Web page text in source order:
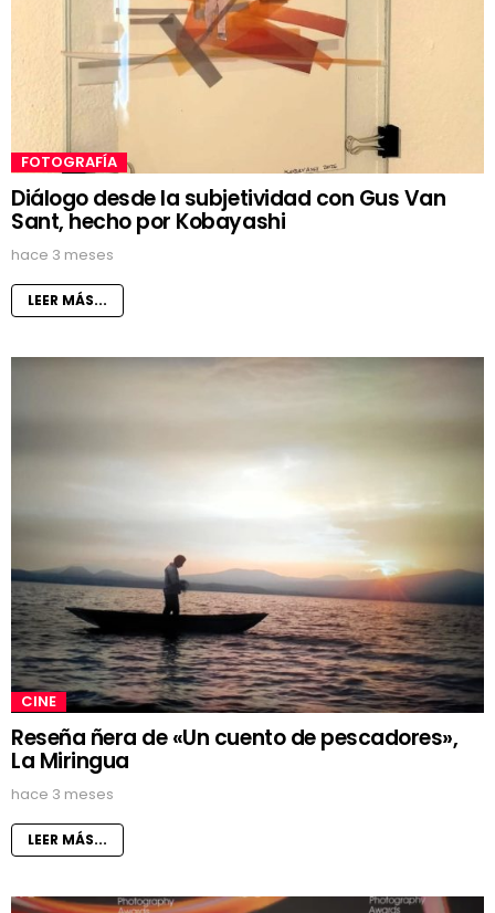
FOTOGRAFÍA
Diálogo desde la subjetividad con Gus Van
Sant, hecho por Kobayashi
hace 3 meses
LEER MÁS...
CINE
Reseña ñera de «Un cuento de pescadores»,
La Miringua
hace 3 meses
LEER MÁS...